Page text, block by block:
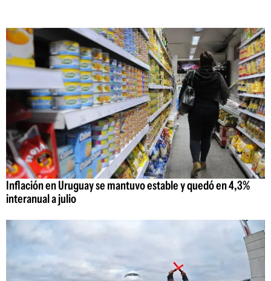
Inflación en Uruguay se mantuvo estable y quedó en 4,3%
interanual a julio